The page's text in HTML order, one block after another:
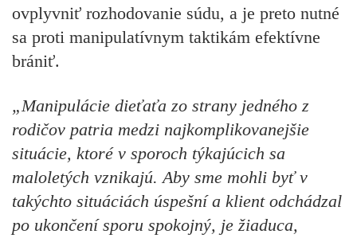
ovplyvniť rozhodovanie súdu, a je preto nutné
sa proti manipulatívnym taktikám efektívne
brániť.
„Manipulácie dieťaťa zo strany jedného z
rodičov patria medzi najkomplikovanejšie
situácie, ktoré v sporoch týkajúcich sa
maloletých vznikajú. Aby sme mohli byť v
takýchto situáciách úspešní a klient odchádzal
po ukončení sporu spokojný, je žiaduca,